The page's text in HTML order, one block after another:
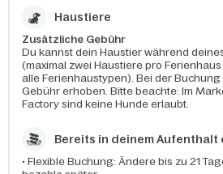
Haustiere
Zusätzliche Gebühr
Du kannst dein Haustier während
(maximal zwei Haustiere pro
alle Ferienhaustypen). Bei der
Gebühr erhoben. Bitte beachte: Im
Factory sind keine Hunde erlaubt.
Bereits in deinem Aufenthalt
• Flexible Buchung: Ändere bis zu 21